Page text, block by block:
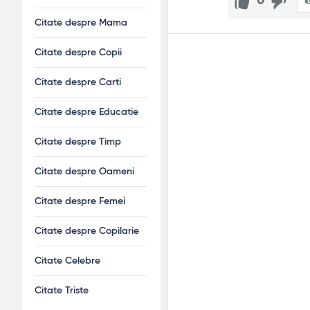
Citate despre Mama
Citate despre Copii
Citate despre Carti
Citate despre Educatie
Citate despre Timp
Citate despre Oameni
Citate despre Femei
Citate despre Copilarie
Citate Celebre
Citate Triste